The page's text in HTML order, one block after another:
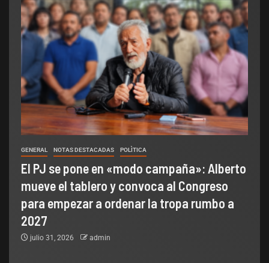
GENERAL NOTAS DESTACADAS POLÌTICA
El PJ se pone en «modo campaña»: Alberto
mueve el tablero y convoca al Congreso
para empezar a ordenar la tropa rumbo a
2027
julio 31, 2026 admin